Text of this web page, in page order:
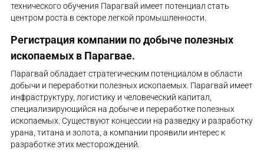
технического обучения Парагвай имеет потенциал стать
центром роста в секторе легкой промышленности.
Регистрация компании по добыче полезных
ископаемых в Парагвае.
Парагвай обладает стратегическим потенциалом в области
добычи и переработки полезных ископаемых. Парагвай имеет
инфраструктуру, логистику и человеческий капитал,
специализирующийся на добыче и переработке полезных
ископаемых. Существуют концессии на разведку и разработку
урана, титана и золота, а компании проявили интерес к
разработке этих месторождений.